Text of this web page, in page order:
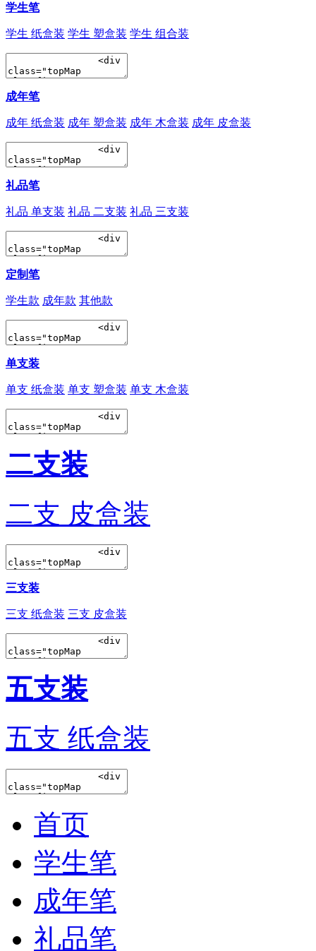
学生笔
学生 纸盒装 学生 塑盒装 学生 组合装
成年笔
成年 纸盒装 成年 塑盒装 成年 木盒装 成年 皮盒装
礼品笔
礼品 单支装 礼品 二支装 礼品 三支装
定制笔
学生款 成年款 其他款
单支装
单支 纸盒装 单支 塑盒装 单支 木盒装
二支装
二支 皮盒装
三支装
三支 纸盒装 三支 皮盒装
五支装
五支 纸盒装
首页
学生笔
成年笔
礼品笔